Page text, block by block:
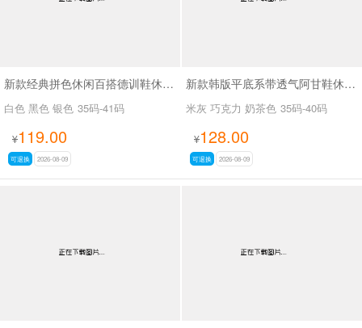
新款经典拼色休闲百搭德训鞋休闲鞋SA6090
白色 黑色 银色 35码-41码
¥119.00
可退换 2026-08-09
新款韩版平底系带透气阿甘鞋休闲小白鞋SA058-9
米灰 巧克力 奶茶色 35码-40码
¥128.00
可退换 2026-08-09